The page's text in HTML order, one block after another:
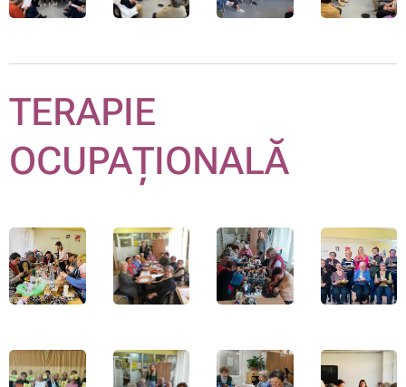
TERAPIE
OCUPAȚIONALĂ